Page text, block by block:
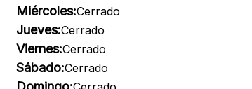
Miércoles:Cerrado
Jueves:Cerrado
Viernes:Cerrado
Sábado:Cerrado